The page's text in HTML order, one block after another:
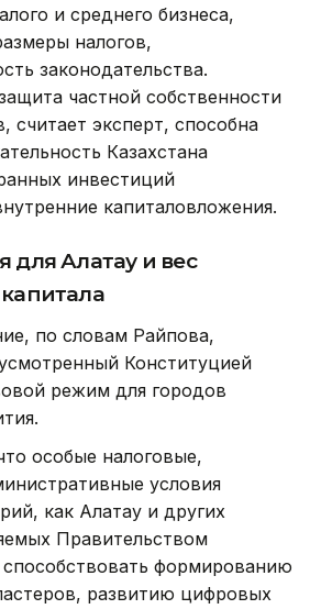
и среднего бизнеса,
налогов,
законодательства.
частной собственности
считает эксперт, способна
Казахстана
инвестиций
капиталовложения.
для Алатау и вес
по словам Райпова,
Конституцией
режим для городов
особые налоговые,
условия
как Алатау и других
Правительством
способствовать формированию
развитию цифровых